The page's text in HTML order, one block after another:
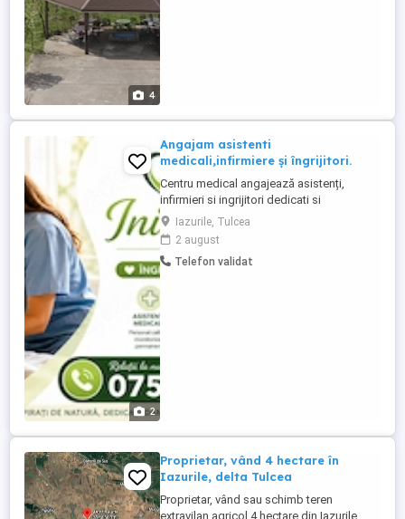
4
2
Angajam asistenti
medicali,infirmiere și îngrijitori.
Centru medical angajează asistenți,
infirmieri si ingrijitori dedicati si
responsabili pentru a se alatura echipei
noastre. Candidatii ideali vor fi persoane
empatice, cu abilitati excelente de
comunicare si o pasiune pentru ingrijirea
Iazurile, Tulcea
2 august
Telefon validat
Proprietar, vând 4 hectare în
Iazurile, delta Tulcea
Proprietar, vând sau schimb teren
extravilan agricol 4 hectare din Iazurile